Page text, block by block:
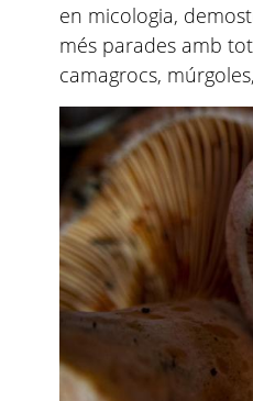
en micologia,
més parades amb
camagrocs,